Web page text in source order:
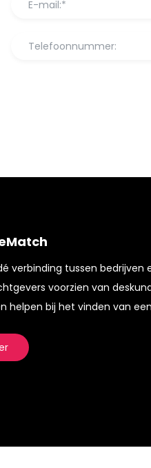
verbinding tussen bedrijven
voorzien van
helpen bij het vinden van